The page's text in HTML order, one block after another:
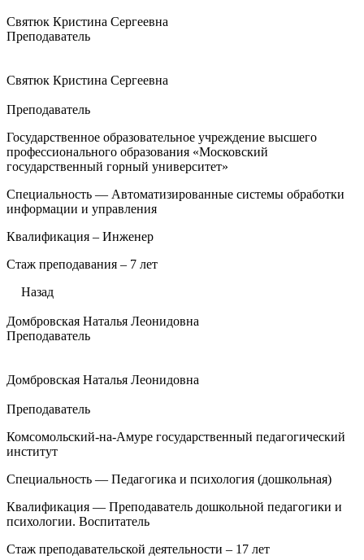
Святюк Кристина Сергеевна
Преподаватель
Святюк Кристина Сергеевна
Преподаватель
Государственное образовательное учреждение высшего
профессионального образования «Московский
государственный горный университет»
Специальность — Автоматизированные системы обработки
информации и управления
Квалификация – Инженер
Стаж преподавания – 7 лет
Назад
Домбровская Наталья Леонидовна
Преподаватель
Домбровская Наталья Леонидовна
Преподаватель
Комсомольский-на-Амуре государственный педагогический
институт
Специальность — Педагогика и психология (дошкольная)
Квалификация — Преподаватель дошкольной педагогики и
психологии. Воспитатель
Стаж преподавательской деятельности – 17 лет